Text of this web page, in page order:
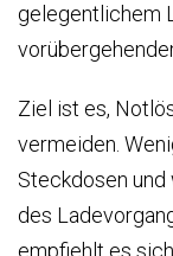
gelegentlichem
Ziel ist es,
vermeiden.
Steckdosen und
des
empfiehlt es